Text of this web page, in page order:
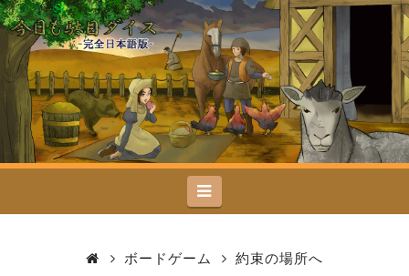
今
日
も
駄
目
Navigation
ボードゲーム 約束の場所へ